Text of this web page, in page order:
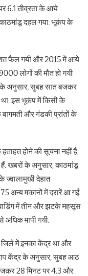
6.1 तीव्रता के आये
दहल गया. भूकंप के
फैल गयी और 2015 में आये
लोगों की मौत हो गयी
के अनुसार, सुबह सात बजकर
इस भूकंप में किसी के
और गंडकी प्रांतों के
होने की सूचना नहीं है,
खबरों के अनुसार, काठमांडू
ज्वालामुखी देहात
अन्य मकानों में दरारें आ गईं.
में तीन और झटके महसूस
अधिक मापी गयी.
जिले में इनका केंद्र था और
माप केंद्र के अनुसार, सुबह आठ
28 मिनट पर 4.3 और